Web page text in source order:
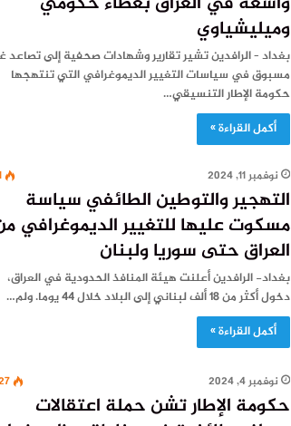
وميليشياوي
بغداد – الرافدين تشير تقارير وشهادات صحفية إلى تصاعد
مسبوق في سياسات التغيير الديموغرافي التي تنتهجها
حكومة الإطار التنسيقي…
أكمل القراءة »
نوفمبر 11, 2024
التهجير والتوطين الطائفي سياسة
مسكوت عليها للتغيير الديموغرافي
العراق حتى سوريا ولبنان
بغداد- الرافدين أعلنت هيئة المنافذ الحدودية في العراق،
دخول أكثر من 18 ألف لبناني إلى البلاد خلال 44 يوما. ولم…
أكمل القراءة »
نوفمبر 4, 2024
حكومة الإطار تشن حملة اعتقالات